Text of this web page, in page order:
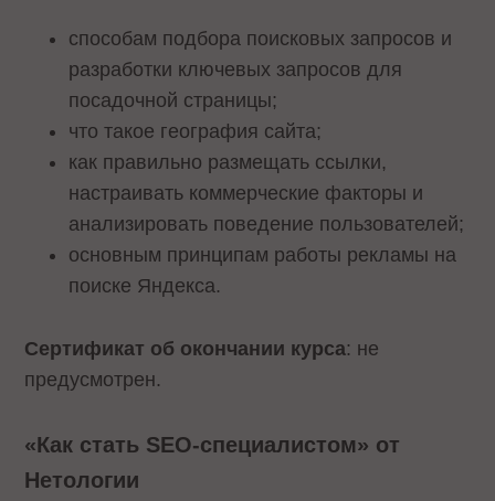
способам подбора поисковых запросов и
разработки ключевых запросов для
посадочной страницы;
что такое география сайта;
как правильно размещать ссылки,
настраивать коммерческие факторы и
анализировать поведение пользователей;
основным принципам работы рекламы на
поиске Яндекса.
Сертификат об окончании курса: не
предусмотрен.
«Как стать SEO-специалистом» от
Нетологии